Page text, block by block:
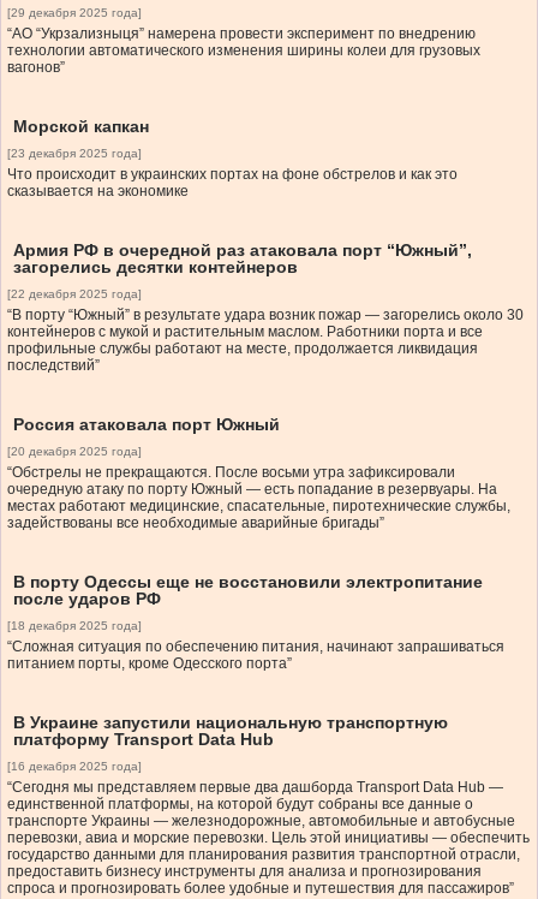
[29 декабря 2025 года]
“АО “Укрзализныця” намерена провести эксперимент по внедрению
технологии автоматического изменения ширины колеи для грузовых
вагонов”
Морской капкан
[23 декабря 2025 года]
Что происходит в украинских портах на фоне обстрелов и как это
сказывается на экономике
Армия РФ в очередной раз атаковала порт “Южный”,
загорелись десятки контейнеров
[22 декабря 2025 года]
“В порту “Южный” в результате удара возник пожар — загорелись около 30
контейнеров с мукой и растительным маслом. Работники порта и все
профильные службы работают на месте, продолжается ликвидация
последствий”
Россия атаковала порт Южный
[20 декабря 2025 года]
“Обстрелы не прекращаются. После восьми утра зафиксировали
очередную атаку по порту Южный — есть попадание в резервуары. На
местах работают медицинские, спасательные, пиротехнические службы,
задействованы все необходимые аварийные бригады”
В порту Одессы еще не восстановили электропитание
после ударов РФ
[18 декабря 2025 года]
“Сложная ситуация по обеспечению питания, начинают запрашиваться
питанием порты, кроме Одесского порта”
В Украине запустили национальную транспортную
платформу Transport Data Hub
[16 декабря 2025 года]
“Сегодня мы представляем первые два дашборда Transport Data Hub —
единственной платформы, на которой будут собраны все данные о
транспорте Украины — железнодорожные, автомобильные и автобусные
перевозки, авиа и морские перевозки. Цель этой инициативы — обеспечить
государство данными для планирования развития транспортной отрасли,
предоставить бизнесу инструменты для анализа и прогнозирования
спроса и прогнозировать более удобные и путешествия для пассажиров”